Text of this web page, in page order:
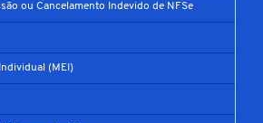
ou Cancelamento Indevido de NFSe
(MEI)